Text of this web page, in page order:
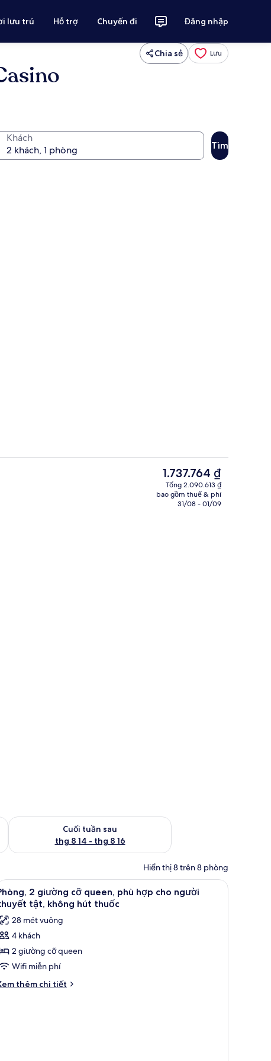
lưu trú Hỗ trợ Chuyến đi Đăng nhập
Chia sẻ Lưu
Khách
Tìm
Bao gồm bữa sáng kiểu Âu hàng
Giá
hiện
tại
1.737.764 ₫
Tổng 2.090.613 ₫
bao gồm thuế & phí
31/08 - 01/09
thg 8 7 - thg 8 9
Cuối tuần sau
thg 8 14 - thg 8 16
Kiểm tra lượng phòng cuối tuần tới từ thg 8 14 - thg 8 16
Hiển thị 8 trên 8 phòng
người khuyết tật, không hút thuốc | Bàn, bàn ủi/dụng cụ ủi quần áo,
cả
ảnh
Phòng, 2 giường cỡ queen, phù hợp cho
5
2 giường cỡ queen, phù hợp cho người
tật, không hút thuốc
28 mét vuông
4 khách
2 giường cỡ queen
Wifi miễn phí
thêm chi tiết